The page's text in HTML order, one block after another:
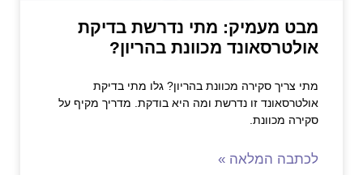
מבט מעמיק: מתי נדרשת בדיקת
אולטרסאונד מכוונת בהריון?
מתי צריך סקירה מכוונת בהריון? גלו מתי בדיקת
אולטרסאונד זו נדרשת ומה היא בודקת. מדריך מקיף על
סקירה מכוונת.
לכתבה המלאה »